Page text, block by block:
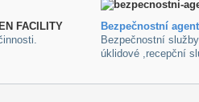
FACILITY
Bezpečnostní
Bezpečnostní
úklidové ,recepční